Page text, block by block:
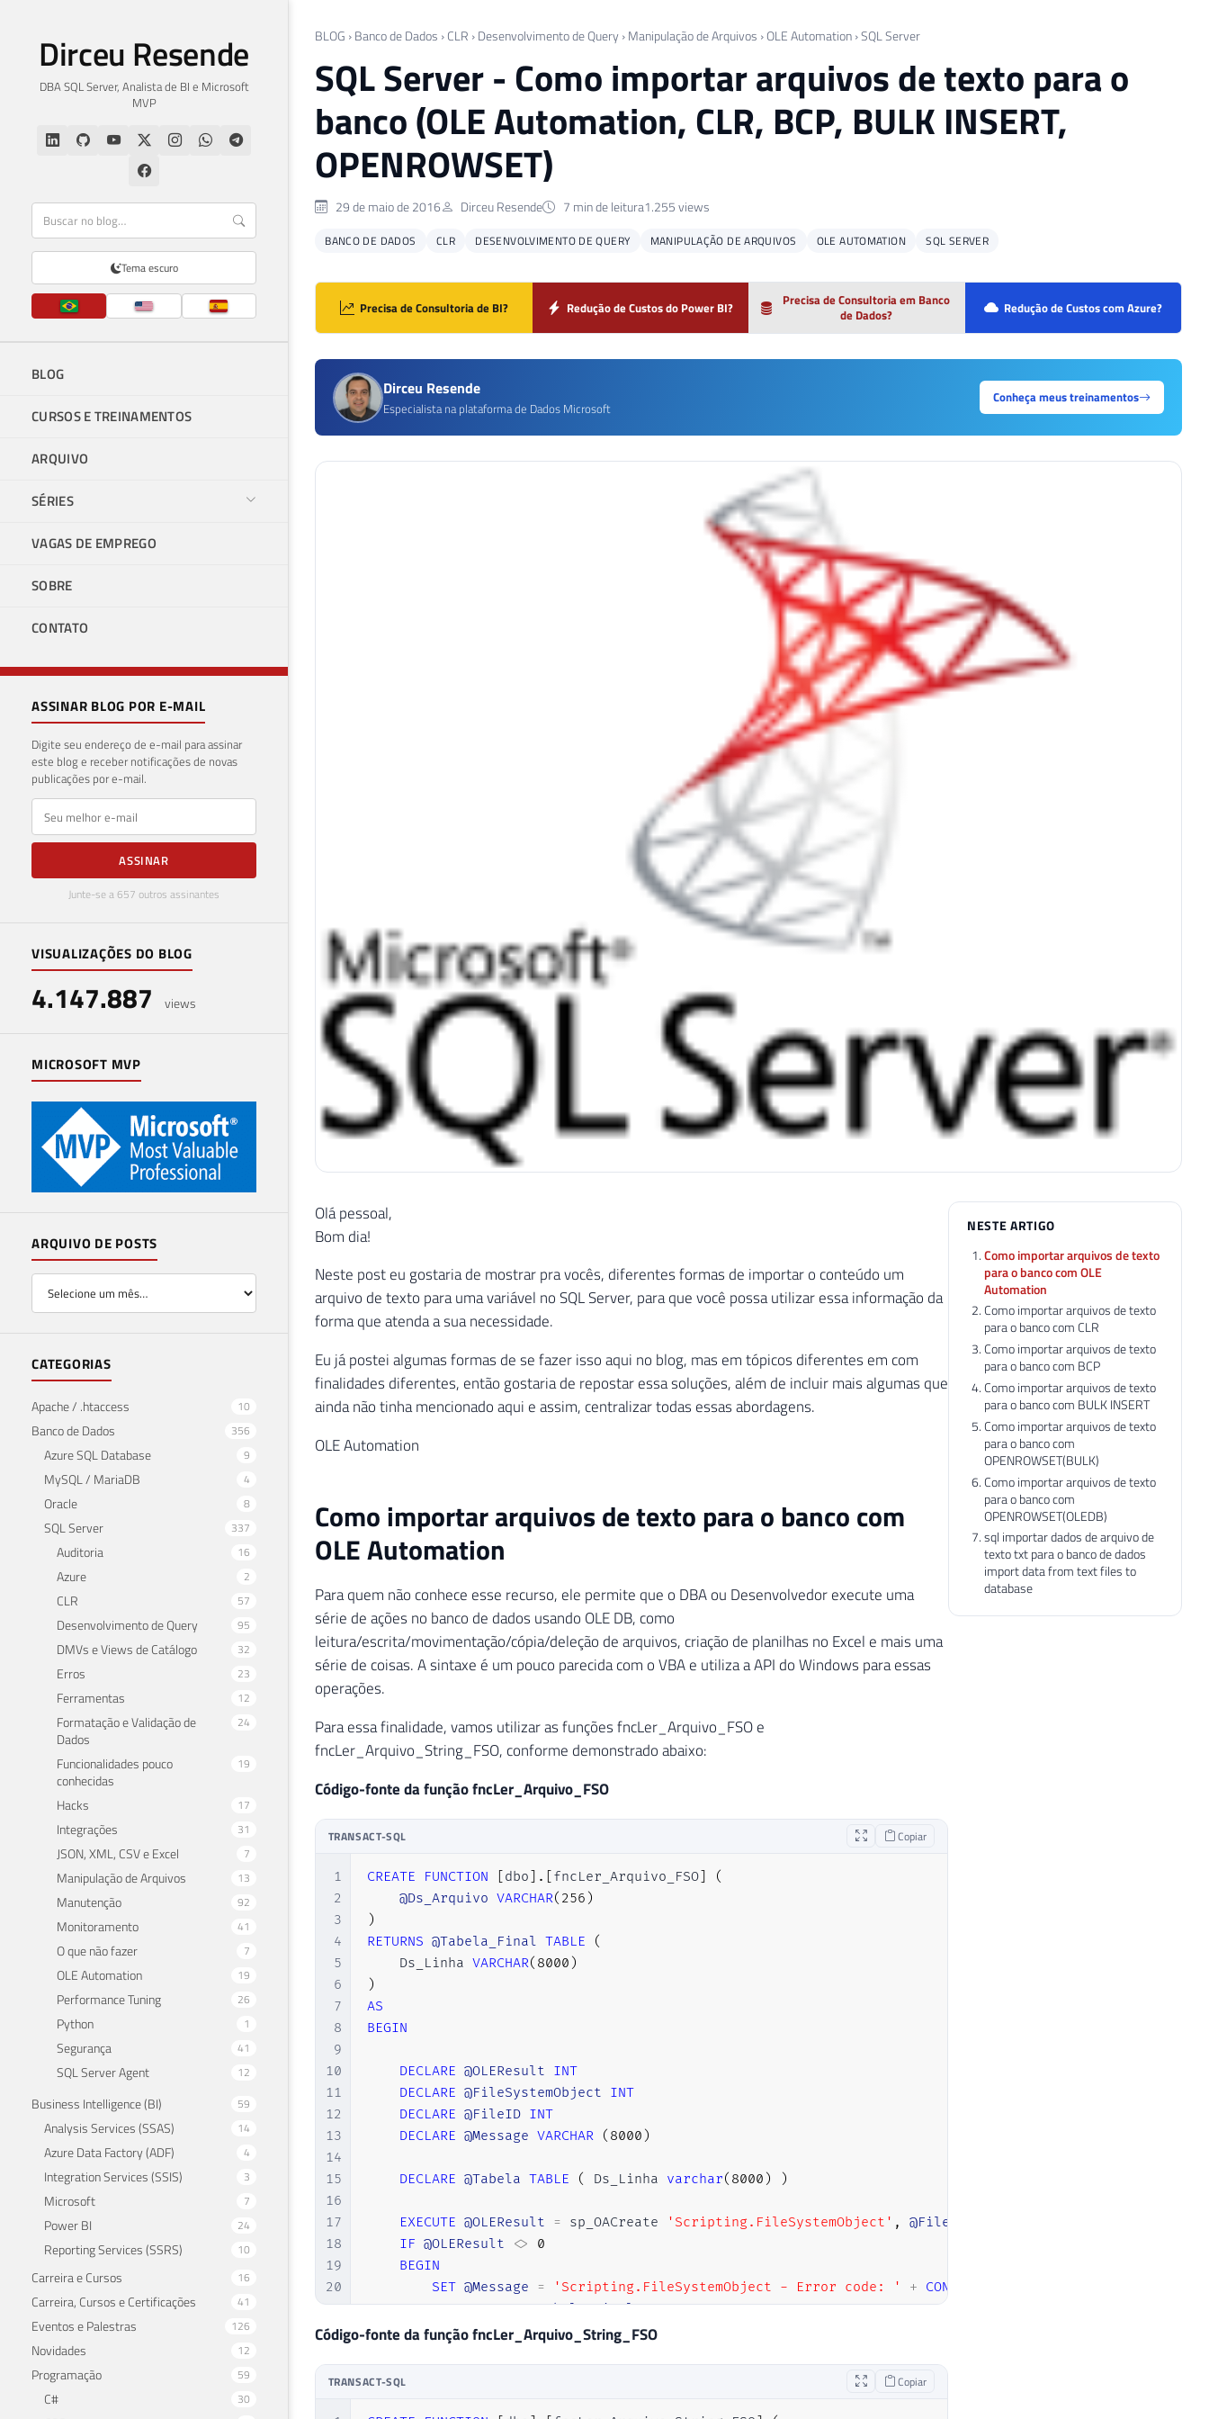
Dirceu Resende
DBA SQL Server, Analista de BI e Microsoft
MVP
Tema escuro
BLOG
CURSOS E TREINAMENTOS
ARQUIVO
SÉRIES
VAGAS DE EMPREGO
SOBRE
CONTATO
ASSINAR BLOG POR E-MAIL
Digite seu endereço de e-mail para assinar
este blog e receber notificações de novas
publicações por e-mail.
E-mail
ASSINAR
Junte-se a 657 outros assinantes
VISUALIZAÇÕES DO BLOG
4.147.887 views
MICROSOFT MVP
ARQUIVO DE POSTS
CATEGORIAS
Apache / .htaccess 10
Banco de Dados 356
Azure SQL Database 9
MySQL / MariaDB 4
Oracle 8
SQL Server 337
Auditoria 16
Azure 2
CLR 57
Desenvolvimento de Query 95
DMVs e Views de Catálogo 32
Erros 23
Ferramentas 12
Formatação e Validação de
Dados
24
Funcionalidades pouco
conhecidas
19
Hacks 17
Integrações 31
JSON, XML, CSV e Excel 7
Manipulação de Arquivos 13
Manutenção 92
Monitoramento 41
O que não fazer 7
OLE Automation 19
Performance Tuning 26
Python 1
Segurança 41
SQL Server Agent 12
Business Intelligence (BI) 59
Analysis Services (SSAS) 14
Azure Data Factory (ADF) 4
Integration Services (SSIS) 3
Microsoft 7
Power BI 24
Reporting Services (SSRS) 10
Carreira e Cursos 16
Carreira, Cursos e Certificações 41
Eventos e Palestras 126
Novidades 12
Programação 59
C# 30
BLOG › Banco de Dados › CLR › Desenvolvimento de Query › Manipulação de Arquivos › OLE Automation ›SQL Server
SQL Server - Como importar arquivos de texto para o
banco (OLE Automation, CLR, BCP, BULK INSERT,
OPENROWSET)
29 de maio de 2016 Dirceu Resende 7 min de leitura1.255 views
BANCO DE DADOS CLR DESENVOLVIMENTO DE QUERY MANIPULAÇÃO DE ARQUIVOS OLE AUTOMATION SQL SERVER
Precisa de Consultoria de BI? Redução de Custos do Power BI?
Precisa de Consultoria em Banco
de Dados?
Redução de Custos com Azure?
Dirceu Resende
Especialista na plataforma de Dados Microsoft
Conheça meus treinamentos
Olá pessoal,
Bom dia!
Neste post eu gostaria de mostrar pra vocês, diferentes formas de importar o conteúdo um
arquivo de texto para uma variável no SQL Server, para que você possa utilizar essa informação da
forma que atenda a sua necessidade.
Eu já postei algumas formas de se fazer isso aqui no blog, mas em tópicos diferentes em com
finalidades diferentes, então gostaria de repostar essa soluções, além de incluir mais algumas que
ainda não tinha mencionado aqui e assim, centralizar todas essas abordagens.
OLE Automation
Como importar arquivos de texto para o banco com
OLE Automation
Para quem não conhece esse recurso, ele permite que o DBA ou Desenvolvedor execute uma
série de ações no banco de dados usando OLE DB, como
leitura/escrita/movimentação/cópia/deleção de arquivos, criação de planilhas no Excel e mais uma
série de coisas. A sintaxe é um pouco parecida com o VBA e utiliza a API do Windows para essas
operações.
Para essa finalidade, vamos utilizar as funções fncLer_Arquivo_FSO e
fncLer_Arquivo_String_FSO, conforme demonstrado abaixo:
Código-fonte da função fncLer_Arquivo_FSO
TRANSACT-SQL Copiar
1
2
3
4
5
6
7
8
9
10
11
12
13
14
15
16
17
18
19
20
21
22
24
CREATE FUNCTION [dbo] . [fncLer_Arquivo_FSO]
(
@Ds_Arquivo VARCHAR( 256 )
)
RETURNS @Tabela_Final TABLE
(
    Ds_Linha
VARCHAR( 8000 )
)
AS
BEGIN
DECLARE @OLEResult INT
DECLARE @FileSystemObject INT
DECLARE @FileID INT
DECLARE @Message VARCHAR ( 8000 )
DECLARE @Tabela TABLE ( Ds_Linha varchar( 8000 ) )
EXECUTE @OLEResult = sp_OACreate 'Scripting.FileSystemObject' , @FileSystemObject
IF @OLEResult <>
0
BEGIN
SET @Message = 'Scripting.FileSystemObject - Error code: ' + CONVERT
INSERT INTO @Tabela_Final SELECT @Message
RETURN
Código-fonte da função fncLer_Arquivo_String_FSO
TRANSACT-SQL Copiar
NESTE ARTIGO
Como importar arquivos de texto
para o banco com OLE
Automation
Como importar arquivos de texto
para o banco com CLR
Como importar arquivos de texto
para o banco com BCP
Como importar arquivos de texto
para o banco com BULK INSERT
Como importar arquivos de texto
para o banco com
OPENROWSET(BULK)
Como importar arquivos de texto
para o banco com
OPENROWSET(OLEDB)
sql importar dados de arquivo de
texto txt para o banco de dados
import data from text files to
database